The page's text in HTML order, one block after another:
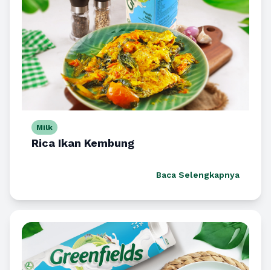
Milk
Rica Ikan Kembung
Baca Selengkapnya